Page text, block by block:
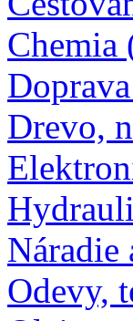
Chemia
Drevo,
Náradie
Odevy,